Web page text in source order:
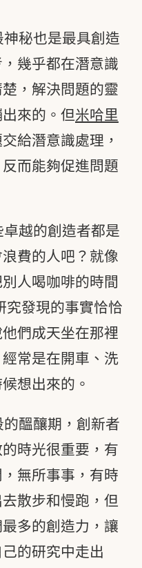
秘也是最具創造
幾乎都在潛意識
，解決問題的靈
來的。但米哈里
給潛意識處理，
而能夠促進問題
越的創造者都是
費的人吧？就像
人喝咖啡的時間
究發現的事實恰恰
們成天坐在那裡
常是在開車、洗
想出來的。
醞釀期，創新者
時光很重要，有
無所事事，有時
散步和慢跑，但
多的創造力，讓
的研究中走出